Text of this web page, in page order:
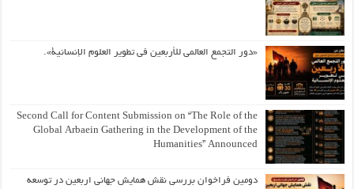
«دور التجمع العالمي للأربعين في تطوير العلوم الإنسانية».
Second Call for Content Submission on “The Role of the
Global Arbaein Gathering in the Development of the
Humanities” Announced
دومین فراخوان بررسی نقش همایش جهانی اربعین در توسعه